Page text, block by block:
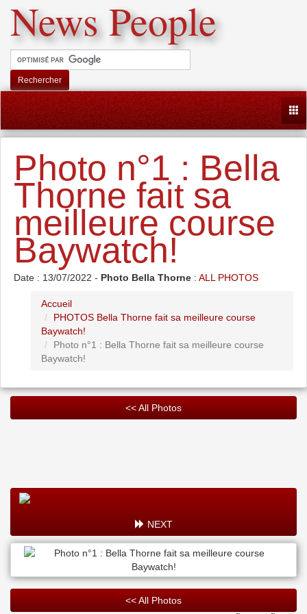
News People
Rechercher
Photo n°1 : Bella
Thorne fait sa
meilleure course
Baywatch!
Date : 13/07/2022 - Photo Bella Thorne : ALL PHOTOS
Accueil
PHOTOS Bella Thorne fait sa meilleure course
Baywatch!
Photo n°1 : Bella Thorne fait sa meilleure course
Baywatch!
<< All Photos
NEXT
<< All Photos